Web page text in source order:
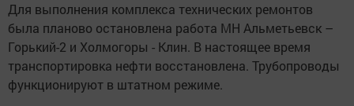
Для выполнения комплекса технических ремонтов
была планово остановлена работа МН Альметьевск –
Горький-2 и Холмогоры - Клин. В настоящее время
транспортировка нефти восстановлена. Трубопроводы
функционируют в штатном режиме.